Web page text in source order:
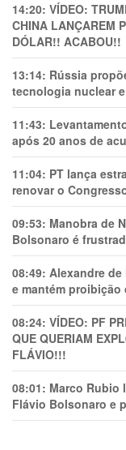
14:20: VÍDEO:
CHINA LANÇAREM
DÓLAR!! ACABOU!!
13:14: Rússia
tecnologia nuclear
11:43:
após 20 anos de
11:04: PT lança
renovar o
09:53: Manobra de
Bolsonaro é
08:49: Alexandre
e mantém
08:24: VÍDEO: PF
QUE QUERIAM
FLÁVIO!!!
08:01: Marco Rubio
Flávio Bolsonaro e